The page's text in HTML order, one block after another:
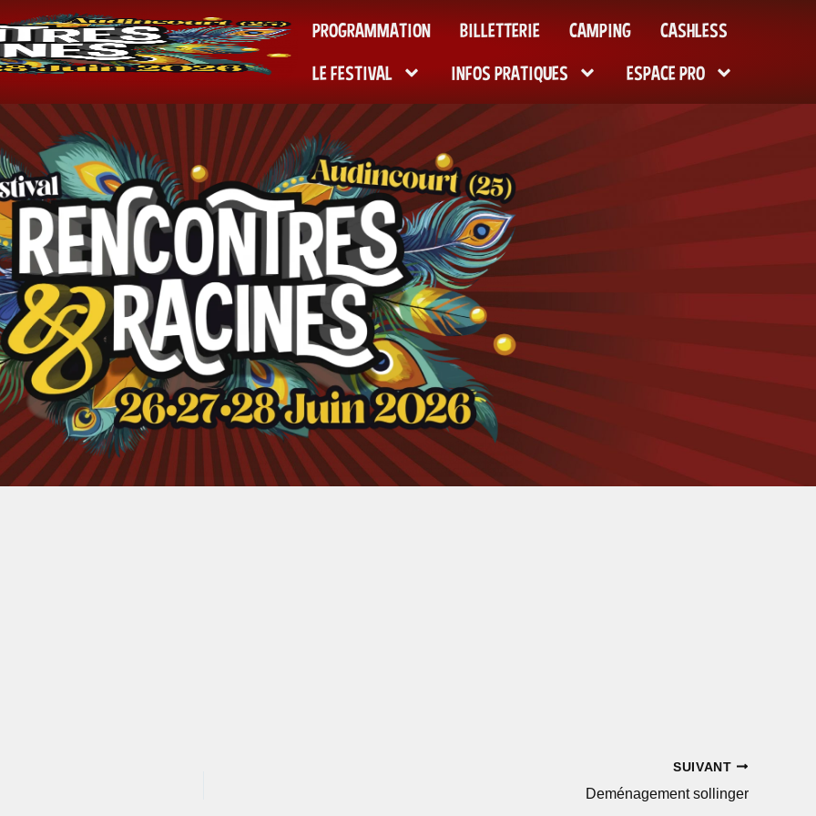
PROGRAMMATION BILLETTERIE CAMPING
CASHLESS
LE FESTIVAL
INFOS PRATIQUES ESPACE PRO
SUIVANT
Deménagement sollinger